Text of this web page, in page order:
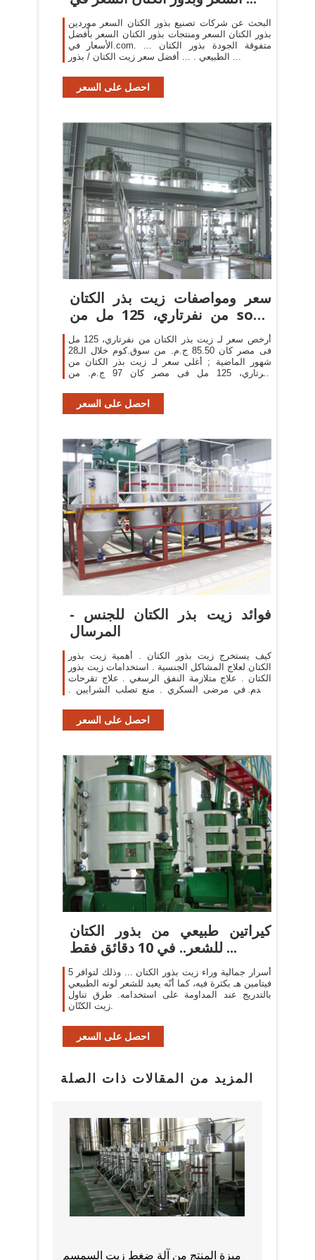
البحث عن شركات تصنيع بذور الكتان السعر موردين
بذور الكتان السعر ومنتجات بذور الكتان السعر بأفضل
الأسعار في.com. ... متفوقة الجودة بذور الكتان
الطبيعي . ... أفضل سعر زيت الكتان / بذور ...
احصل على السعر
سعر ومواصفات زيت بذر الكتان
من نفرتاري، 125 مل من souq
فى ...
أرخص سعر لـ زيت بذر الكتان من نفرتاري، 125 مل
فى مصر كان 85.50 ج.م. من سوق.كوم خلال الـ28
شهور الماضية ; أغلى سعر لـ زيت بذر الكتان من
نفرتاري، 125 مل فى مصر كان 97 ج.م. من
احصل على السعر
فوائد زيت بذر الكتان للجنس -
المرسال
كيف يستخرج زيت بذور الكتان . أهمية زيت بذور
الكتان لعلاج المشاكل الجنسية . استخدامات زيت بذور
الكتان . علاج متلازمة النفق الرسغي . علاج تقرحات
القدم في مرضى السكري . منع تصلب الشرايين .
احصل على السعر
كيراتين طبيعي من بذور الكتان
للشعر.. في 10 دقائق فقط ...
5 أسرار جمالية وراء زيت بذور الكتان ... وذلك لتوافر
فيتامين هـ بكثرة فيه، كما أنّه يعيد للشعر لونه الطبيعي
بالتدريج عند المداومة على استخدامه. طرق تناول
زيت الكتّان.
احصل على السعر
المزيد من المقالات ذات الصلة